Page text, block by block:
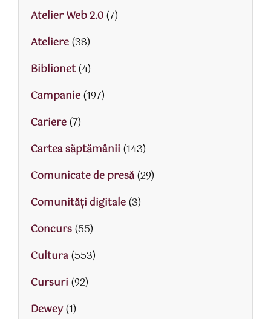
Atelier Web 2.0(7)
Ateliere(38)
Biblionet(4)
Campanie(197)
Cariere(7)
Cartea săptămânii (143)
Comunicate de presă(29)
Comunități digitale(3)
Concurs(55)
Cultura(553)
Cursuri (92)
Dewey(1)